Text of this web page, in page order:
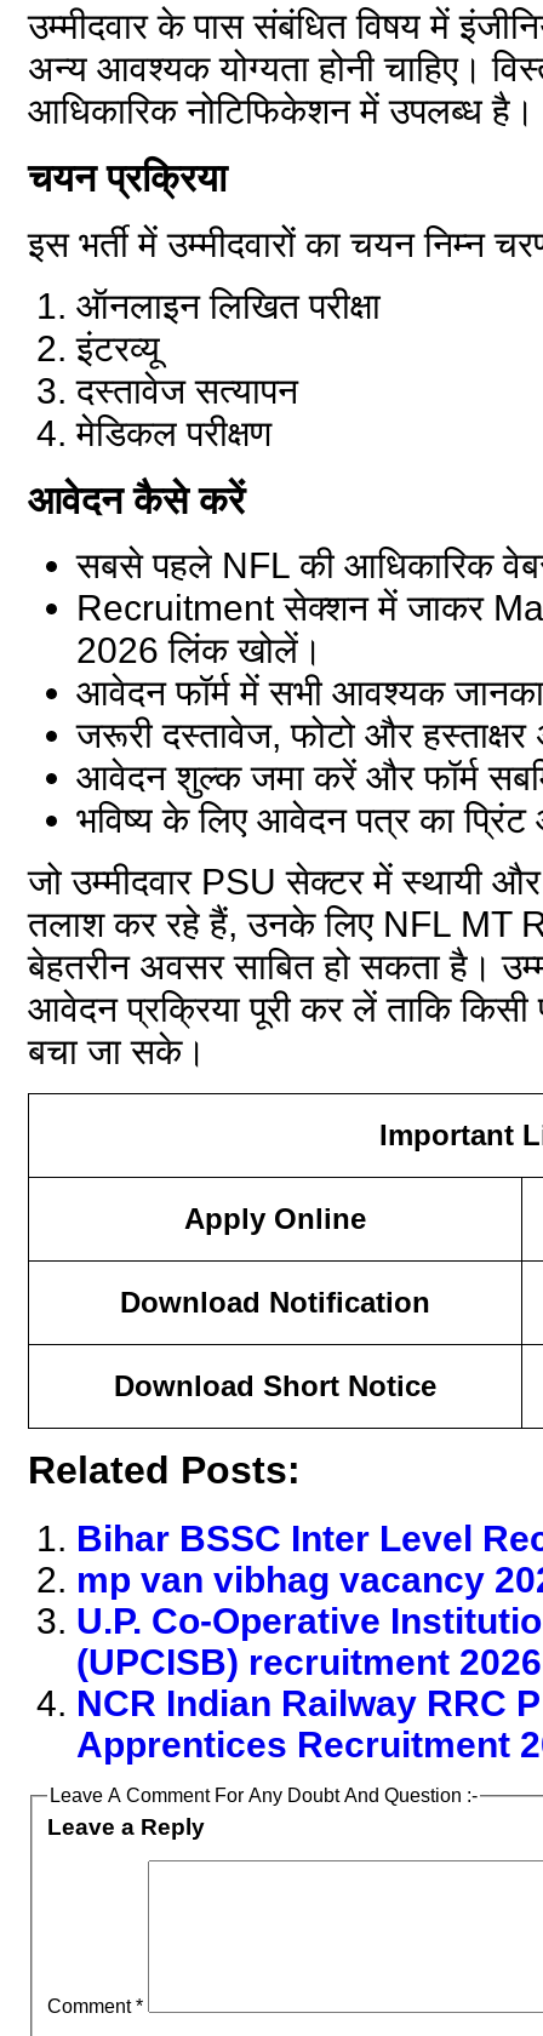
उम्मीदवार के पास संबंधित विषय में
अन्य आवश्यक योग्यता होनी चाहिए।
आधिकारिक नोटिफिकेशन में उपलब्ध है।
चयन प्रक्रिया
इस भर्ती में उम्मीदवारों का चयन निम्न
ऑनलाइन लिखित परीक्षा
इंटरव्यू
दस्तावेज सत्यापन
मेडिकल परीक्षण
आवेदन कैसे करें
सबसे पहले NFL की आधिकारिक
Recruitment सेक्शन में जाकर
2026 लिंक खोलें।
आवेदन फॉर्म में सभी आवश्यक
जरूरी दस्तावेज, फोटो और
आवेदन शुल्क जमा करें और फॉर्म
भविष्य के लिए आवेदन पत्र का
जो उम्मीदवार PSU सेक्टर में स्थायी
तलाश कर रहे हैं, उनके लिए NFL MT
बेहतरीन अवसर साबित हो सकता है।
आवेदन प्रक्रिया पूरी कर लें ताकि
बचा जा सके।
Important
Apply Online
Download Notification
Download Short Notice
Related Posts:
Bihar BSSC Inter Level
mp van vibhag vacancy
U.P. Co-Operative
(UPCISB) recruitment 2026
NCR Indian Railway RRC
Apprentices Recruitment
Leave A Comment For Any Doubt And Question :-
Leave a Reply
Comment*